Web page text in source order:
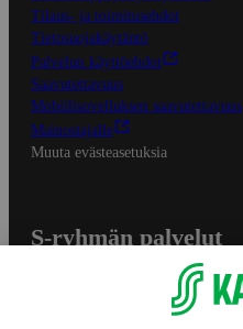
Tilaus- ja toimitusehdot
Tietosuojakäytäntö
Palvelun käyttöehdot
Saavutettavuus
Mobiilisovelluksen saavutettavuus
Mainostajalle
Muuta evästeasetuksia
S-ryhmän palvelut